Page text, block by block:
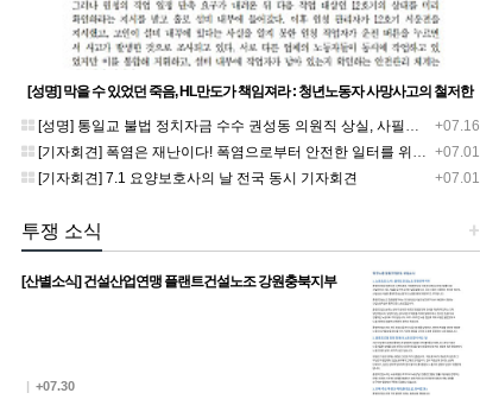
[성명] 막을 수 있었던 죽음, HL만도가 책임져라 : 청년노동자 사망사고의 철저한
+07.16
[성명] 통일교 불법 정치자금 수수 권성동 의원직 상실, 사필귀정이다
+07.01
[기자회견] 폭염은 재난이다! 폭염으로부터 안전한 일터를 위한 민주노총 강원지역본부 폭염감시단 선포 기자회견
+07.01
[기자회견] 7.1 요양보호사의 날 전국 동시 기자회견
+
투쟁 소식
[산별소식] 건설산업연맹 플랜트건설노조 강원충북지부
| +07.30